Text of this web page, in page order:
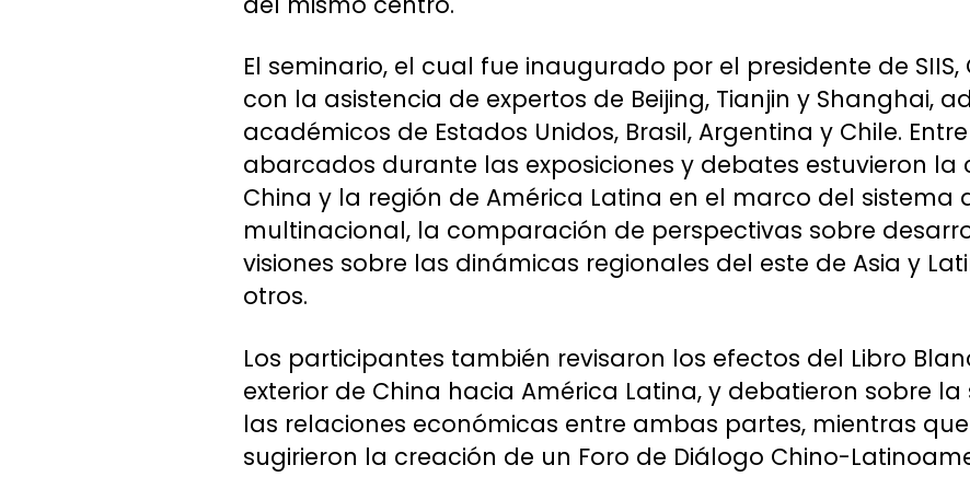
El seminario, el cual fue inaugurado por el presidente de
con la asistencia de expertos de Beijing, Tianjin y Shanghai,
académicos de Estados Unidos, Brasil, Argentina y Chile.
abarcados durante las exposiciones y debates estuvieron la
China y la región de América Latina en el marco del sistema
multinacional, la comparación de perspectivas sobre
visiones sobre las dinámicas regionales del este de Asia y
otros.
Los participantes también revisaron los efectos del Libro
exterior de China hacia América Latina, y debatieron sobre
las relaciones económicas entre ambas partes, mientras
sugirieron la creación de un Foro de Diálogo Chino-